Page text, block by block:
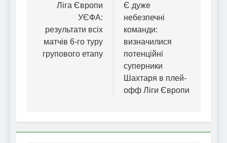
записів
Ліга Європи
УЄФА:
результати всіх
матчів 6-го туру
групового етапу
Є дуже
небезпечні
команди:
визначилися
потенційні
суперники
Шахтаря в плей-
офф Ліги Європи